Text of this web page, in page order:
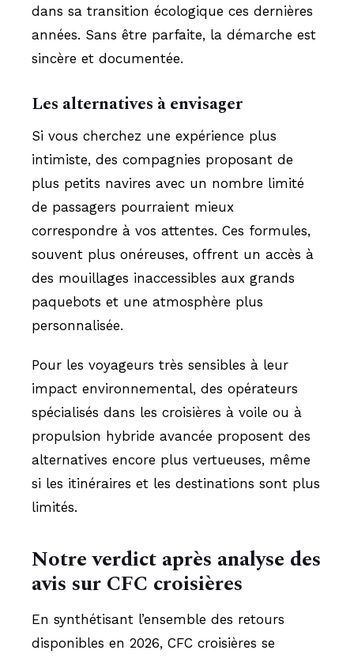
dans sa transition écologique ces dernières
années. Sans être parfaite, la démarche est
sincère et documentée.
Les alternatives à envisager
Si vous cherchez une expérience plus
intimiste, des compagnies proposant de
plus petits navires avec un nombre limité
de passagers pourraient mieux
correspondre à vos attentes. Ces formules,
souvent plus onéreuses, offrent un accès à
des mouillages inaccessibles aux grands
paquebots et une atmosphère plus
personnalisée.
Pour les voyageurs très sensibles à leur
impact environnemental, des opérateurs
spécialisés dans les croisières à voile ou à
propulsion hybride avancée proposent des
alternatives encore plus vertueuses, même
si les itinéraires et les destinations sont plus
limités.
Notre verdict après analyse des
avis sur CFC croisières
En synthétisant l’ensemble des retours
disponibles en 2026, CFC croisières se